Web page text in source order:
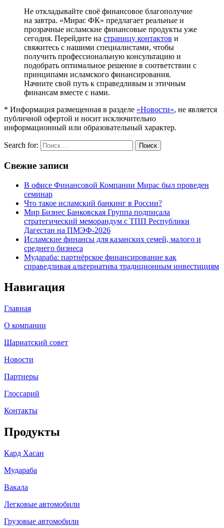
Не откладывайте своё финансовое благополучие
на завтра. «Мирас ФК» предлагает реальные и
прозрачные исламские финансовые продукты уже
сегодня. Перейдите на страницу контактов и
свяжитесь с нашими специалистами, чтобы
получить профессиональную консультацию и
подобрать оптимальное решение в соответствии с
принципами исламского финансирования.
Начните свой путь к справедливым и этичным
финансам вместе с нами.
* Информация размещенная в разделе «Новости», не является
публичной офертой и носит исключительно
информационный или образовательный характер.
Search for: Поиск
Свежие записи
В офисе Финансовой Компании Мирас был проведен
семинар
Что такое исламский банкинг в России?
Мир Бизнес Банковская Группа подписала
стратегический меморандум с ТПП Республики
Дагестан на ПМЭФ-2026
Исламские финансы для казанских семей, малого и
среднего бизнеса
Мудараба: партнёрское финансирование как
справедливая альтернатива традиционным инвестициям
Навигация
Главная
О компании
Шариатский совет
Новости
Партнеры
Глоссарий
Контакты
Продукты
Кард Хасан
Мудараба
Вакала
Легковые автомобили
Грузовые автомобили